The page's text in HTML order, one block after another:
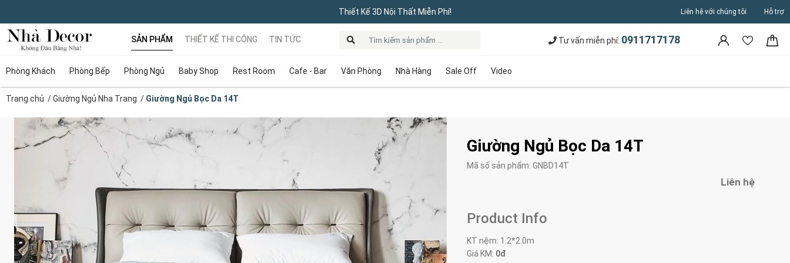
Thiết Kế 3D Nội Thất Miễn Phí! Liên hệ với chúng tôi Hỗ trợ
SẢN PHẨM
Phòng Khách Phòng Bếp Phòng Ngủ Baby Shop Rest Room Cafe - Bar Văn Phòng Nhà Hàng Sale Off Video
THIẾT KẾ THI CÔNG TIN TỨC Tư vấn miễn phí: 0911717178
Trang chủ /Giường Ngủ Nha Trang / Giường Ngủ Bọc Da 14T
Giường Ngủ Bọc Da 14T
Mã số sản phẩm: GNBD14T
Liên hệ
Product Info
KT nệm: 1.2*2.0m
Giá KM: 0đ